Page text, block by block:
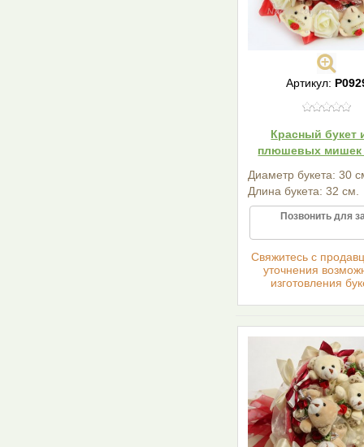
Артикул:
Красный букет
плюшевых мишек
Диаметр букета: 30
Длина букета: 32 см.
Позвонить для
Cвяжитесь с
уточнения
изготовления